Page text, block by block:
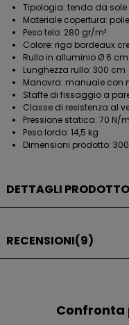
Tipologia: tenda da
Materiale copertura:
Peso telo: 280 gr/m²
Colore: riga bordeaux
Rullo in alluminio Ø 6 cm
Lunghezza rullo: 300 cm
Manovra: manuale con
Staffe di fissaggio a
Classe di resistenza al
Pressione statica: 70 N/
Peso lordo: 14,5 kg
Dimensioni prodotto:
DETTAGLI PRODOTTO
RECENSIONI(9)